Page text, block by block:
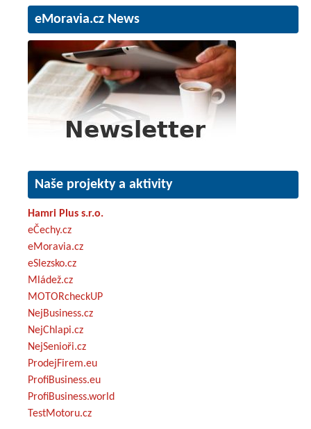
eMoravia.cz News
Naše projekty a aktivity
Hamri Plus s.r.o.
eČechy.cz
eMoravia.cz
eSlezsko.cz
Mládež.cz
MOTORcheckUP
NejBusiness.cz
NejChlapi.cz
NejSenioři.cz
ProdejFirem.eu
ProfiBusiness.eu
ProfiBusiness.world
TestMotoru.cz